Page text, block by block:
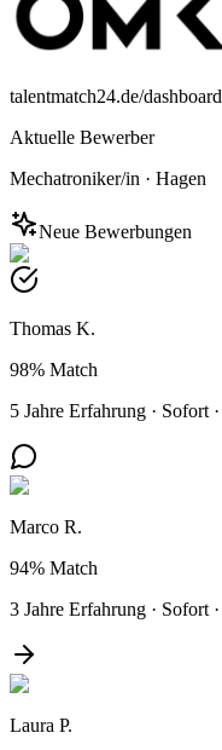
talentmatch24.de/dashboard
Aktuelle Bewerber
Mechatroniker/in · Hagen
Neue Bewerbungen
Thomas K.
98% Match
5 Jahre Erfahrung · Sofort ·
Marco R.
94% Match
3 Jahre Erfahrung · Sofort ·
Laura P.